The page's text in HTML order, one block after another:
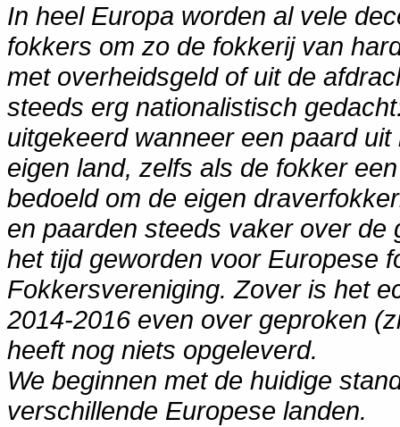
In heel Europa worden al vele
fokkers om zo de fokkerij van
met overheidsgeld of uit de
steeds erg nationalistisch
uitgekeerd wanneer een paard
eigen land, zelfs als de fokker
bedoeld om de eigen
en paarden steeds vaker over
het tijd geworden voor Europese
Fokkersvereniging. Zover is het
2014-2016 even over geproken
heeft nog niets opgeleverd.
We beginnen met de huidige
verschillende Europese landen.